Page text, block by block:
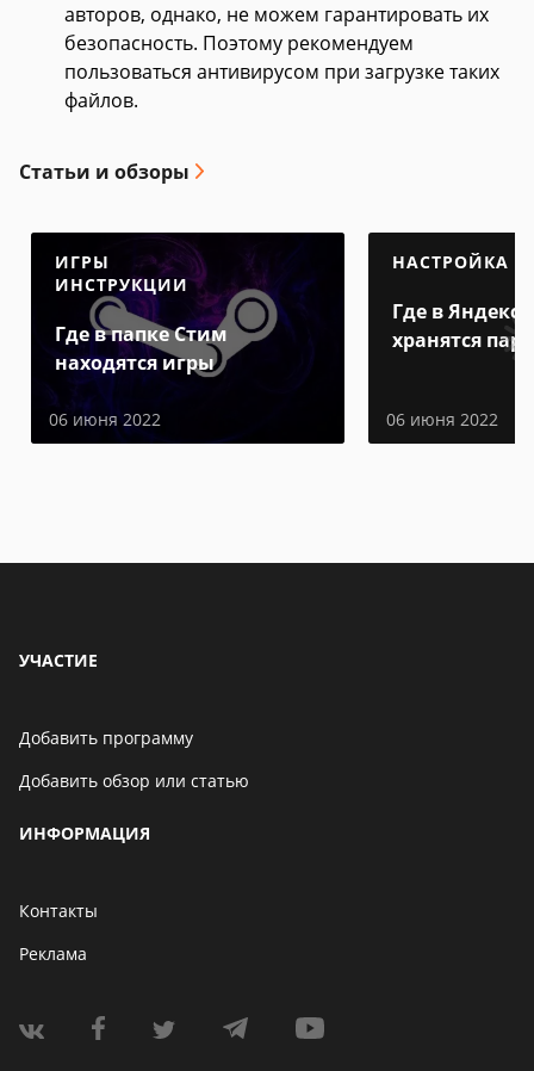
авторов, однако, не можем гарантировать их
безопасность. Поэтому рекомендуем
пользоваться антивирусом при загрузке таких
файлов.
Статьи и обзоры
ИГРЫ
ИНСТРУКЦИИ
Где в папке Стим
находятся игры
06 июня 2022
НАСТРОЙКА
Где в Яндекс
хранятся
06 июня 2022
УЧАСТИЕ
Добавить программу
Добавить обзор или статью
ИНФОРМАЦИЯ
Контакты
Реклама